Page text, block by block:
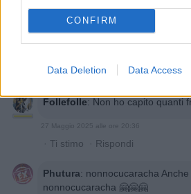
CONFIRM
Data Deletion Data Access
Bociaa:Phutura io penso che
anche una delle mie fonti 😂😅
·Ti stimo·Rispondi
Follefolle: Non ho capito quanti
27 Maggio 2025 alle ore 20:36
· Ti stimo · Rispondi
Phutura: nonnocucaracha Anche
nonnocucaracha 🤗🤗🤗